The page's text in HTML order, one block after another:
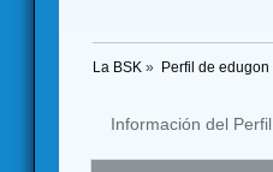
La BSK » Perfil de edugon
Información del Perfil